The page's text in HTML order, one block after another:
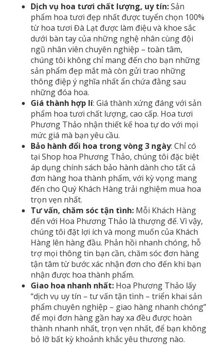
Dịch vụ hoa tươi chất lượng, uy tín:Sản
phẩm hoa tươi đẹp nhất được tuyển chọn 100%
từ hoa tươi Đà Lạt được làm điệu và khoe sắc
dưới bàn tay của những nghệ nhân cùng đội
ngũ nhân viên chuyên nghiệp – toàn tâm,
chúng tôi không chỉ mang đến cho bạn những
sản phẩm đẹp mắt mà còn gửi trao những
thông điệp ý nghĩa nhất ẩn chứa đằng sau
những đóa hoa.
Giá thành hợp lí: Giá thành xứng đáng với sản
phẩm hoa tươi chất lượng, cao cấp. Hoa tươi
Phương Thảo nhận thiết kế hoa tự do với mọi
mức giá mà bạn yêu cầu.
Bảo hành đổi hoa trong vòng 3 ngày: Chỉ có
tại Shop hoa Phương Thảo, chúng tôi đặc biệt
áp dụng chính sách bảo hành dành cho tất cả
đơn hàng hoa thành phẩm, với kỳ vọng mang
đến cho Quý Khách Hàng trải nghiệm mua hoa
trọn vẹn nhất.
Tư vấn, chăm sóc tận tình: Mỗi Khách Hàng
đến với Hoa Phương Thảo là thượng đế. Vì vậy,
chúng tôi đặt lợi ích và mong muốn của Khách
Hàng lên hàng đầu. Phản hồi nhanh chóng, hỗ
trợ mọi thông tin bạn cần, chăm sóc đơn hàng
tận tâm từ bước xác nhận đơn cho đến khi bạn
nhận được hoa thành phẩm.
Giao hoa nhanh nhất: Hoa Phương Thảo lấy
“dịch vụ uy tín – tư vấn tận tình – triển khai sản
phẩm chuyên nghiệp – giao hàng nhanh chóng”
để mọi đơn hàng gần hay xa đều được hoàn
thành nhanh nhất, trọn vẹn nhất, để bạn không
bỏ lỡ bất kỳ khoảnh khắc yêu thương nào.